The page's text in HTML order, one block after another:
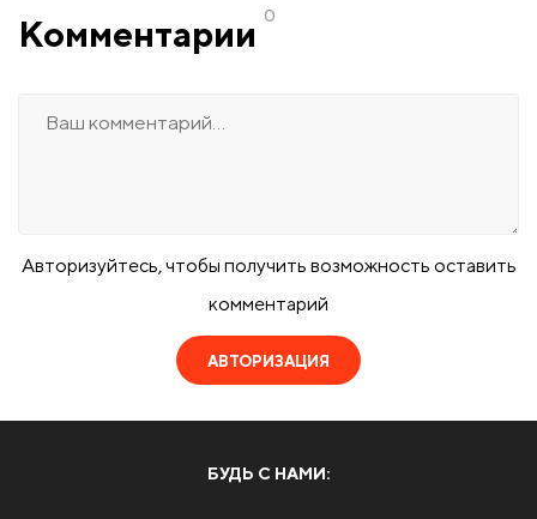
Комментарии 0
Авторизуйтесь, чтобы получить возможность оставить
комментарий
АВТОРИЗАЦИЯ
БУДЬ С НАМИ: